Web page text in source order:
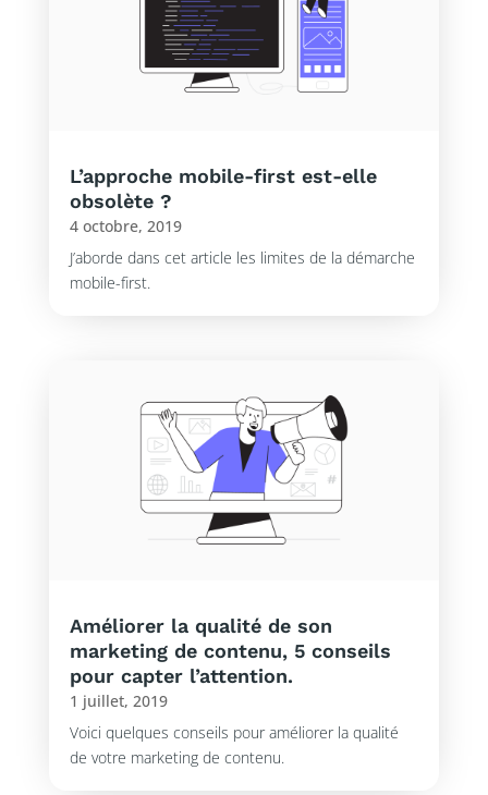
L’approche mobile-first est-elle
obsolète ?
4 octobre, 2019
J’aborde dans cet article les limites de la démarche
mobile-first.
Améliorer la qualité de son
marketing de contenu, 5 conseils
pour capter l’attention.
1 juillet, 2019
Voici quelques conseils pour améliorer la qualité
de votre marketing de contenu.